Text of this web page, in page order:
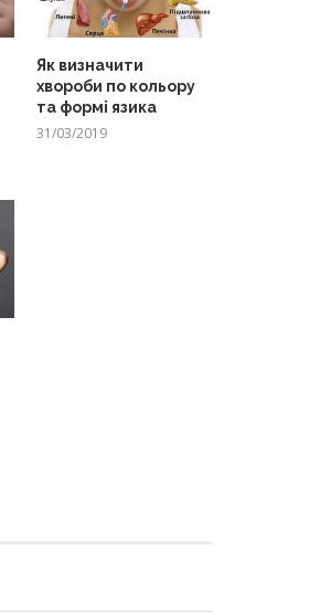
Як визначити
хвороби по кольору
та формі язика
31/03/2019